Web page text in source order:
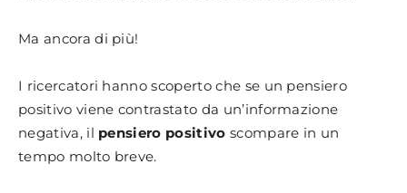
Ma ancora di più!
I ricercatori hanno scoperto che se un pensiero
positivo viene contrastato da un’informazione
negativa, il pensiero positivo scompare in un
tempo molto breve.